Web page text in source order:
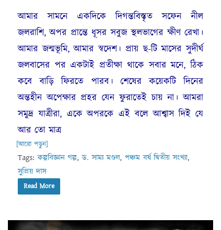
আমার সামনে একদিকে দিগন্তবিস্তৃত সফেন নীল
জলরাশি, অপর প্রান্তে ধূসর সবুজ স্থলভাগের ক্ষীণ রেখা।
আমার জন্মভূমি, আমার স্বদেশ। প্রায় ছ-টি মাসের সুদীর্ঘ
জলবাসের পর একটাই প্রতীক্ষা থাকে সবার মনে, ঠিক
কবে বাড়ি ফিরতে পারব। শেষের কয়েকটি দিনের
অন্তহীন অপেক্ষার প্রহর যেন ফুরাতেই চায় না। আমরা
সমুদ্র যাত্রীরা, একে অপরকে এই বলে আশ্বাস দিই যে
আর তো মাত্র
[আরো পড়ুন]
Tags:কল্পবিজ্ঞান গল্প,ড. সাম্য মণ্ডল, পঞ্চম বর্ষ দ্বিতীয় সংখ্যা,
সুপ্রিয় দাস
Read More